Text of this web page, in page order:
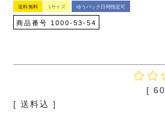
送料無料 Lサイズ ゆうパック日時指定可
商品番号 1000-53-54
[
送料込